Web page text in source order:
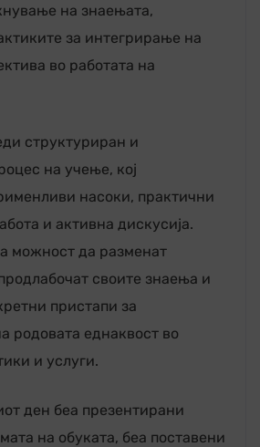
на знаењата,
за интегрирање на
во работата на
структуриран и
на учење, кој
насоки, практични
и активна дискусија.
можност да разменат
своите знаења и
пристапи за
родовата еднаквост во
и услуги.
ден беа презентирани
на обуката, беа поставени